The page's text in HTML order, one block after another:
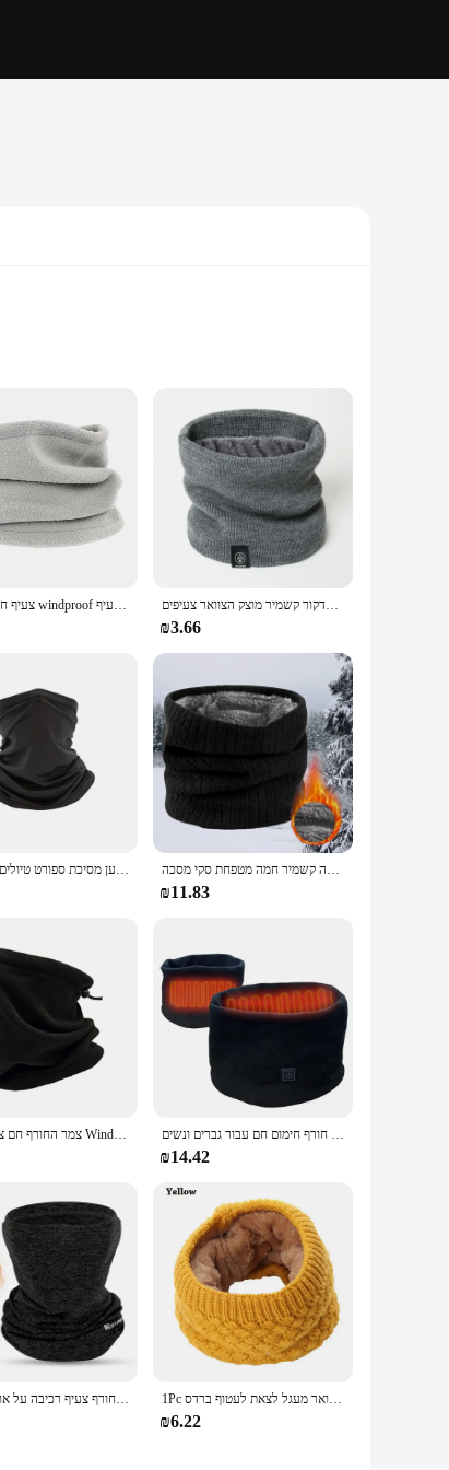
material, this neck warmer is not only soft to
it a perfect accessory for a variety of outdoor
outdoors. Its lightweight construction ensures it
outdoor enthusiast, this neck warmer is the perfect
suppliers, and individuals seeking to purchase
With its wholesale availability, this neck warmer
צעיף חם חורף חם windproof הצוואר צינור לגברים נשים בנדנה מסכה חצי כיסוי פנים רכיבה על אופניים ספורט קמפינג צעיף חורף חם סרגי צעיף טבעת לנשים גברים סומכים מסכה מלאה הדקור קשמיר מוצק הצוואר צעיפים bufanda
₪3.66
ציוד קמפינג רב תכליתית צעיף קרח משי יוניסקס רכיבה על אופניים מסיכה אופנוען מסיכת ספורט טיולים רגליים דיג חורף צעיף לגברים צמר טבעת בנדנה סרוג חם מוצק צעיף נשים צוואר חם עבה קשמיר חמה מטפחת סקי מסכה
₪11.83
צמר החורף חם צוואר צוואר Windproof צינור צעיף לגברים בנדנה מסכת רך חצי פנים כיסוי סנובורד נשים מוק מטפחת צוואר חורפי חום צוואר חורף חימום חם עבור גברים ונשים usb טעינה צינור סתיו חום עם 3 מצבי טמפרטורה
₪14.42
רכיבה מערב רכיבה על חורף צעיף רכיבה על אופניים כובע windproof גברים נשים ספורט צעיף סקי balaclea אופנוע צוואר רץ מחמם 1Pc חורף חם מוברש לסרוג חם צוואר מעגל לצאת לעטוף ברדס Loop סנוד צעיף חיצוני סקי טיפוס צעיף עבור גברים נשים
₪6.22